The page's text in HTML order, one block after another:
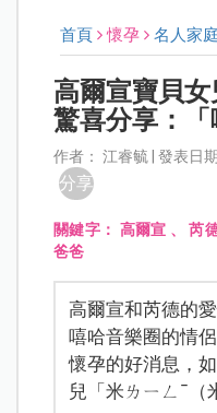
首頁 懷孕 名人家庭
高爾宣寶貝女
驚喜分享：「
作者： 江睿毓 | 發表日
分享
關鍵字： 高爾宣 、芮
爸爸
高爾宣和芮德的
嘻哈音樂圈的情
懷孕的好消息，
兒「米ㄌㄧㄥˉ（